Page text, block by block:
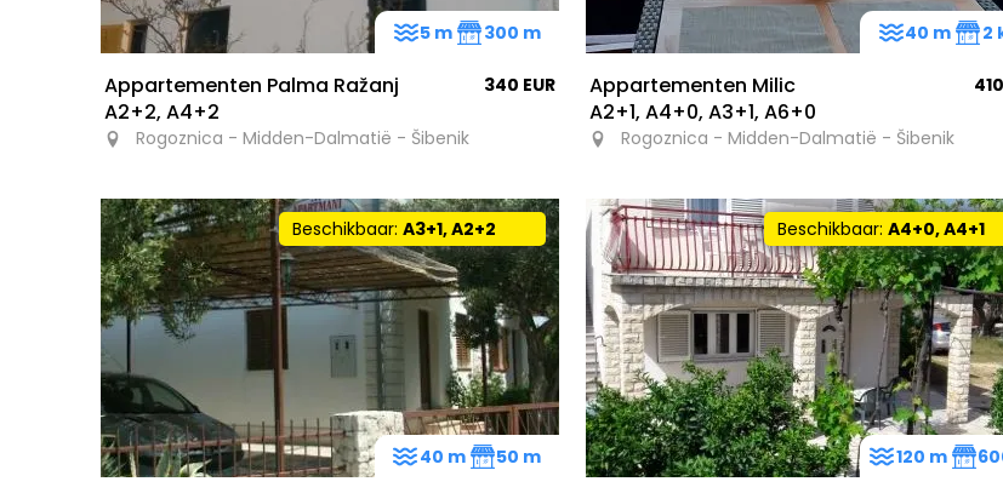
Appartementen Palma Ražanj
A2+2, A4+2
340 EUR
Rogoznica - Midden-Dalmatië - Šibenik
5 m 300 m
Appartementen Milic
A2+1, A4+0, A3+1, A6+0
Rogoznica - Midden-Dalmatië - Šibenik
40 m 2
Beschikbaar:A3+1, A2+2
40 m 50 m
Beschikbaar:A4+0, A4+1
120 m